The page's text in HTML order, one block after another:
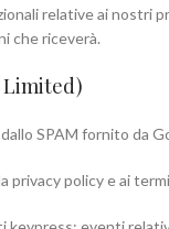
relative ai nostri
che riceverà.
Limited)
SPAM fornito da
privacy policy e ai